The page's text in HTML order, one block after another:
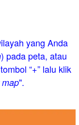
yang Anda
) pada peta, atau
“+” lalu klik
".